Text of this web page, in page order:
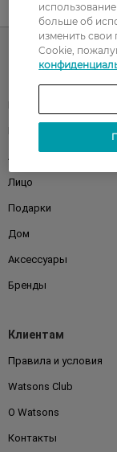
Акции
Лицо
Подарки
Дом
Аксессуары
Бренды
Клиентам
Правила и условия
Watsons Club
О Watsons
Контакты
больше об
изменить
Cookie,